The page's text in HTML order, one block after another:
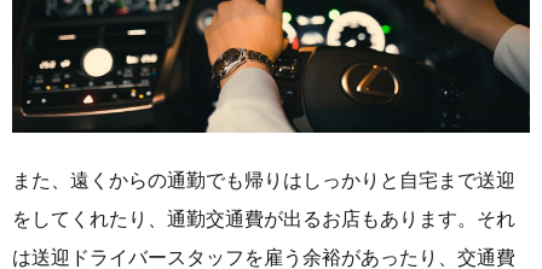
また、遠くからの通勤でも帰りはしっかりと自宅まで送迎
をしてくれたり、通勤交通費が出るお店もあります。それ
は送迎ドライバースタッフを雇う余裕があったり、交通費